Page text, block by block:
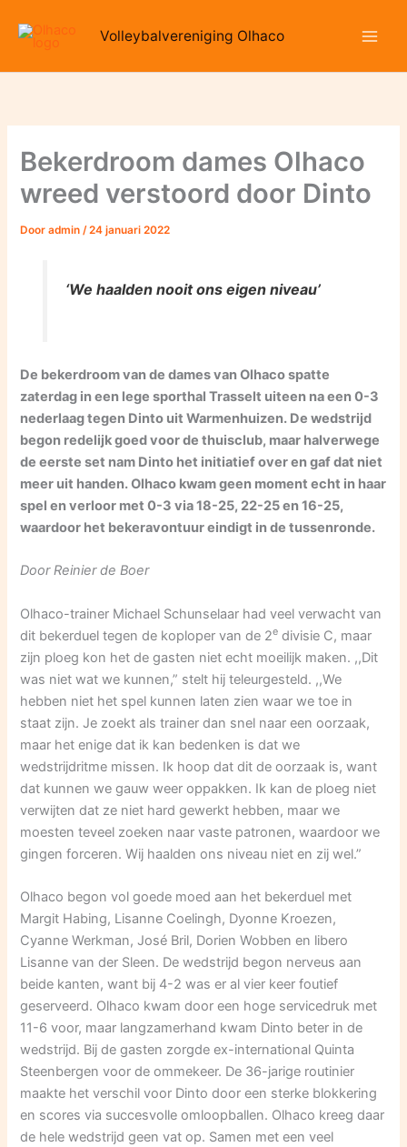
naar
inhoud
Volleybalvereniging Olhaco
Bekerdroom dames Olhaco
wreed verstoord door Dinto
Dooradmin/24 januari 2022
‘We haalden nooit ons eigen niveau’
De bekerdroom van de dames van Olhaco spatte
zaterdag in een lege sporthal Trasselt uiteen na een 0-3
nederlaag tegen Dinto uit Warmenhuizen. De wedstrijd
begon redelijk goed voor de thuisclub, maar halverwege
de eerste set nam Dinto het initiatief over en gaf dat niet
meer uit handen. Olhaco kwam geen moment echt in haar
spel en verloor met 0-3 via 18-25, 22-25 en 16-25,
waardoor het bekeravontuur eindigt in de tussenronde.
Door Reinier de Boer
Olhaco-trainer Michael Schunselaar had veel verwacht van
dit bekerduel tegen de koploper van de 2e divisie C, maar
zijn ploeg kon het de gasten niet echt moeilijk maken. ,,Dit
was niet wat we kunnen,” stelt hij teleurgesteld. ,,We
hebben niet het spel kunnen laten zien waar we toe in
staat zijn. Je zoekt als trainer dan snel naar een oorzaak,
maar het enige dat ik kan bedenken is dat we
wedstrijdritme missen. Ik hoop dat dit de oorzaak is, want
dat kunnen we gauw weer oppakken. Ik kan de ploeg niet
verwijten dat ze niet hard gewerkt hebben, maar we
moesten teveel zoeken naar vaste patronen, waardoor we
gingen forceren. Wij haalden ons niveau niet en zij wel.”
Olhaco begon vol goede moed aan het bekerduel met
Margit Habing, Lisanne Coelingh, Dyonne Kroezen,
Cyanne Werkman, José Bril, Dorien Wobben en libero
Lisanne van der Sleen. De wedstrijd begon nerveus aan
beide kanten, want bij 4-2 was er al vier keer foutief
geserveerd. Olhaco kwam door een hoge servicedruk met
11-6 voor, maar langzamerhand kwam Dinto beter in de
wedstrijd. Bij de gasten zorgde ex-international Quinta
Steenbergen voor de ommekeer. De 36-jarige routinier
maakte het verschil voor Dinto door een sterke blokkering
en scores via succesvolle omloopballen. Olhaco kreeg daar
de hele wedstrijd geen vat op. Samen met een veel